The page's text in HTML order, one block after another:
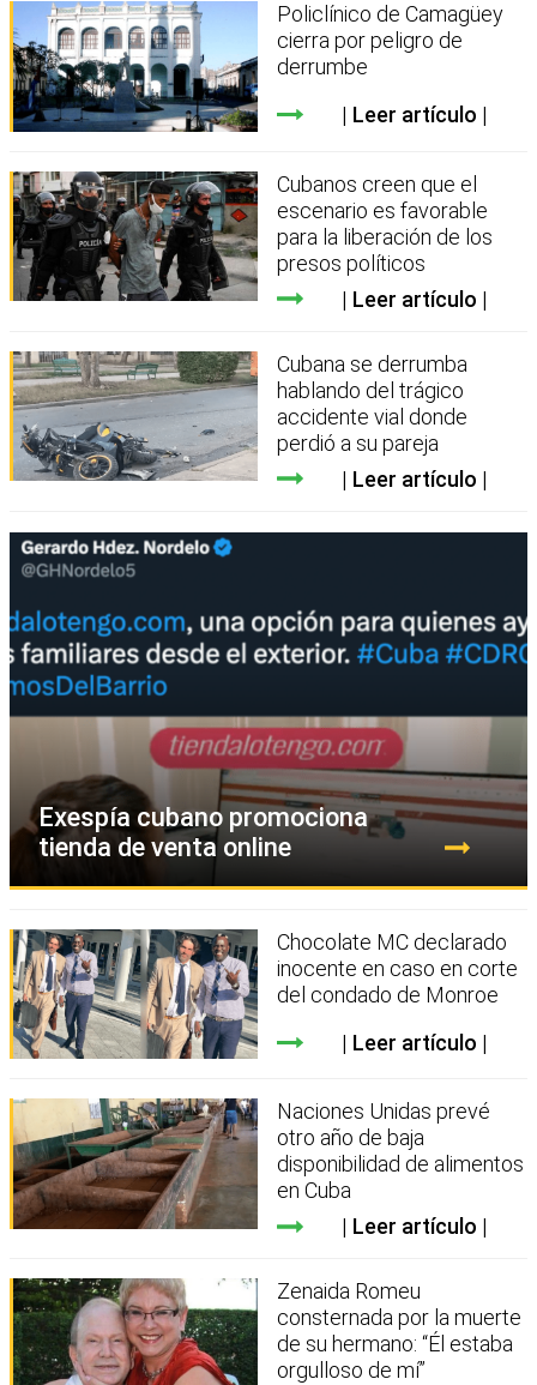
Policlínico de Camagüey
cierra por peligro de
derrumbe
Leer artículo
Cubanos creen que el
escenario es favorable
para la liberación de los
presos políticos
Leer artículo
Cubana se derrumba
hablando del trágico
accidente vial donde
perdió a su pareja
Leer artículo
Exespía cubano promociona
tienda de venta online
Chocolate MC declarado
inocente en caso en corte
del condado de Monroe
Leer artículo
Naciones Unidas prevé
otro año de baja
disponibilidad de alimentos
en Cuba
Leer artículo
Zenaida Romeu
consternada por la muerte
de su hermano: “Él estaba
orgulloso de mí”